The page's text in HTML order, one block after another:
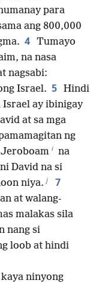
para
ang 800,000
4 Tumayo
na nasa
nagsabi:
Israel. 5 Hindi
Israel ay ibinigay
at sa mga
ng
i na
David na si
niya. j 7
at walang-
malakas sila
nang si
loob at hindi
ninyong